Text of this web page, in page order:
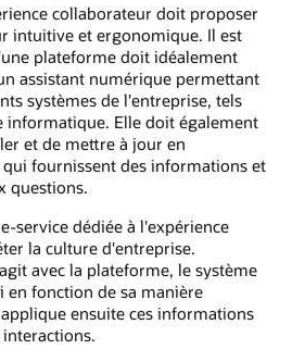
collaborateur doit proposer
intuitive et ergonomique. Il est
plateforme doit idéalement
assistant numérique permettant
systèmes de l'entreprise, tels
informatique. Elle doit également
et de mettre à jour en
qui fournissent des informations et
questions.
service dédiée à l'expérience
la culture d'entreprise.
avec la plateforme, le système
en fonction de sa manière
ensuite ces informations